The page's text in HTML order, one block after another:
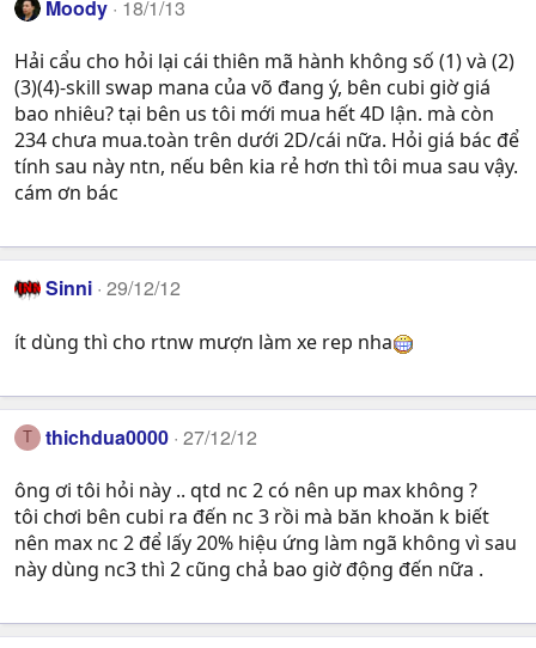
Moody 18/1/13
Hải cẩu cho hỏi lại cái thiên mã hành không số (1) và (2)
(3)(4)-skill swap mana của võ đang ý, bên cubi giờ giá
bao nhiêu? tại bên us tôi mới mua hết 4D lận. mà còn
234 chưa mua.toàn trên dưới 2D/cái nữa. Hỏi giá bác để
tính sau này ntn, nếu bên kia rẻ hơn thì tôi mua sau vậy.
cám ơn bác
Sinni 29/12/12
ít dùng thì cho rtnw mượn làm xe rep nha
T thichdua0000 27/12/12
ông ơi tôi hỏi này .. qtd nc 2 có nên up max không ?
tôi chơi bên cubi ra đến nc 3 rồi mà băn khoăn k biết
nên max nc 2 để lấy 20% hiệu ứng làm ngã không vì sau
này dùng nc3 thì 2 cũng chả bao giờ động đến nữa .